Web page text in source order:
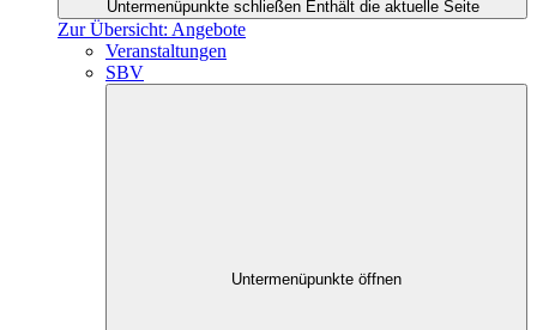
Untermenüpunkte schließen Enthält die aktuelle Seite
Zur Übersicht: Angebote
Veranstaltungen
SBV
Untermenüpunkte öffnen